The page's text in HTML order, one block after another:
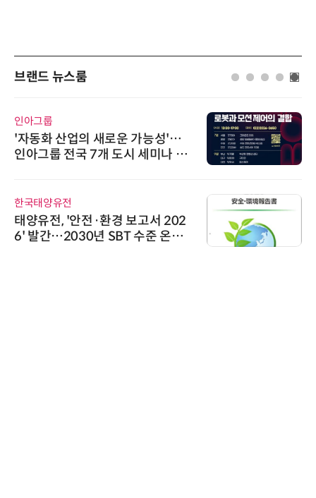
브랜드 뉴스룸
인아그룹
'자동화 산업의 새로운 가능성'…
인아그룹 전국 7개 도시 세미나 페
한국태양유전
태양유전, '안전·환경 보고서 202
6' 발간…2030년 SBT 수준 온실